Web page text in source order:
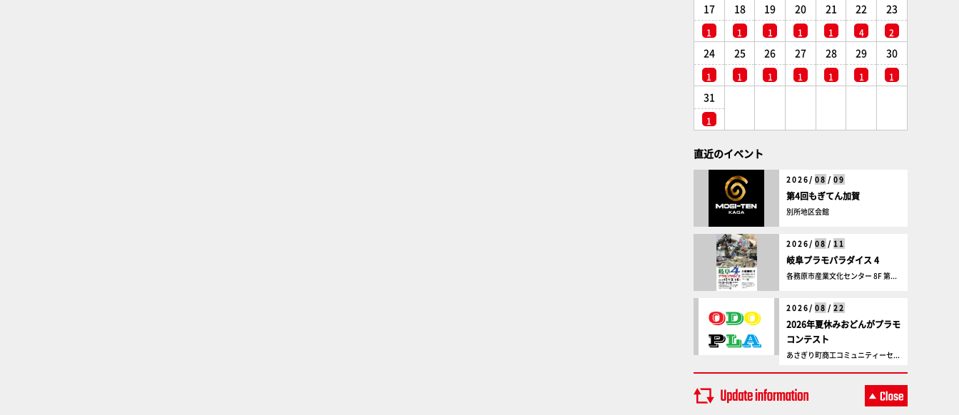
17
1
18
1
19
1
20
1
21
1
22
4
23
2
24
1
25
1
26
1
27
1
28
1
29
1
30
1
31
1
直近のイベント
2026/ 08 / 09
第4回もぎてん加賀
別所地区会館
2026/ 08 / 11
岐阜プラモパラダイス 4
各務原市産業文化センター 8F 第...
2026/ 08 / 22
2026年夏休みおどんがプラモ
コンテスト
あさぎり町商工コミュニティーセ...